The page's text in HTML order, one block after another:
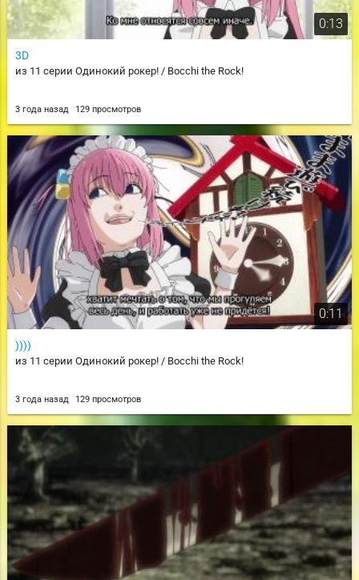
0:13
3D
из 11 серии Одинокий рокер! / Bocchi the Rock!
3 года назад 129 просмотров
0:11
))))
из 11 серии Одинокий рокер! / Bocchi the Rock!
3 года назад 129 просмотров